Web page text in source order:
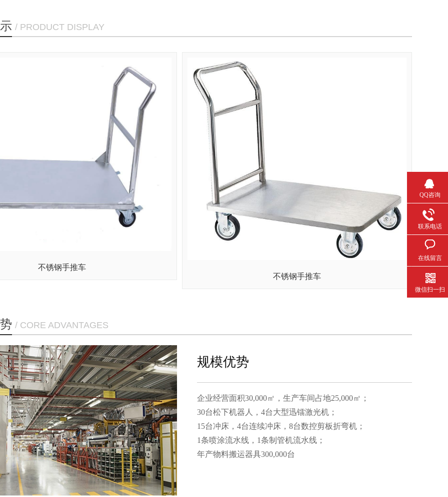
/ PRODUCT DISPLAY
不锈钢手推车
不锈钢手推车
/ CORE ADVANTAGES
规模优势
企业经营面积30,000㎡，生产车间占地25,000㎡；
30台松下机器人，4台大型迅镭激光机；
15台冲床，4台连续冲床，8台数控剪板折弯机；
1条喷涂流水线，1条制管机流水线；
年产物料搬运器具300,000台
QQ咨询
联系电话
在线留言
微信扫一扫